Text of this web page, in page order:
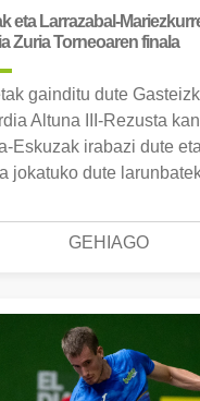
eta Larrazabal-
Zuria Torneoaren finala
gainditu dute
Altuna III-Rezusta
Eskuzak irabazi dute
jokatuko dute
GEHIAGO